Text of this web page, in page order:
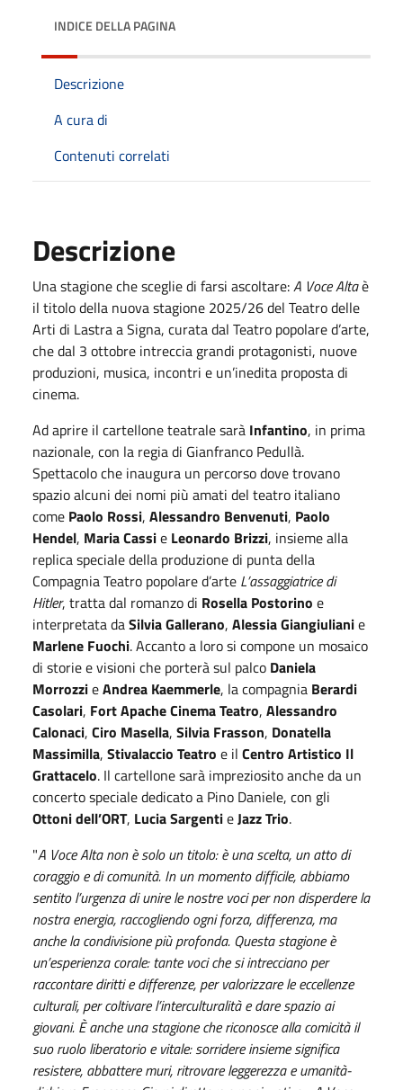
INDICE DELLA PAGINA
Descrizione
A cura di
Contenuti correlati
Descrizione
Una stagione che sceglie di farsi ascoltare:A Voce Altaè
il titolo della nuova stagione 2025/26 del Teatro delle
Arti di Lastra a Signa, curata dal Teatro popolare d’arte,
che dal 3 ottobre intreccia grandi protagonisti, nuove
produzioni, musica, incontri e un’inedita proposta di
cinema.
Ad aprire il cartellone teatrale sarà Infantino, in prima
nazionale, con la regia di Gianfranco Pedullà.
Spettacolo che inaugura un percorso dove trovano
spazio alcuni dei nomi più amati del teatro italiano
come Paolo Rossi, Alessandro Benvenuti, Paolo
Hendel, Maria Cassie Leonardo Brizzi, insieme alla
replica speciale della produzione di punta della
Compagnia Teatro popolare d’arte L’assaggiatrice di
Hitler, tratta dal romanzo di Rosella Postorino e
interpretata daSilvia Gallerano, Alessia Giangiulianie
Marlene Fuochi. Accanto a loro si compone un mosaico
di storie e visioni che porteràsul palco Daniela
MorrozzieAndrea Kaemmerle, la compagnia Berardi
Casolari, Fort Apache Cinema Teatro, Alessandro
Calonaci, Ciro Masella, Silvia Frasson, Donatella
Massimilla, Stivalaccio Teatro e il Centro Artistico Il
Grattacelo. Il cartellone sarà impreziosito anche da un
concerto speciale dedicato a Pino Daniele, con gli
Ottoni dell’ORT, Lucia SargentieJazz Trio.
"A Voce Altanon è solo un titolo: è una scelta, un atto di
coraggio e di comunità. In un momento difficile, abbiamo
sentito l’urgenza di unire le nostre voci per non disperdere la
nostra energia, raccogliendo ogni forza, differenza, ma
anche la condivisione più profonda. Questa stagione è
un’esperienza corale: tante voci che si intrecciano per
raccontare diritti e differenze, per valorizzare le eccellenze
culturali, per coltivare l’interculturalità e dare spazio ai
giovani. È anche una stagione che riconosce alla comicità il
suo ruolo liberatorio e vitale: sorridere insieme significa
resistere, abbattere muri, ritrovare leggerezza e umanità-